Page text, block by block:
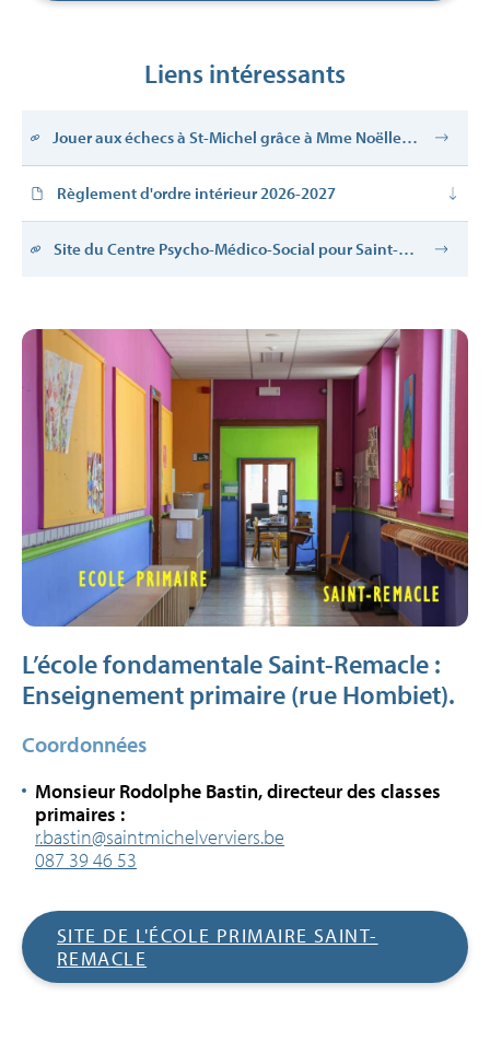
Liens intéressants
Jouer aux échecs à St-Michel grâce à Mme Noëlle
Règlement d'ordre intérieur 2026-2027
Site du Centre Psycho-Médico-Social pour Saint-
L’école fondamentale Saint-Remacle :
Enseignement primaire (rue Hombiet).
Coordonnées
Monsieur Rodolphe Bastin, directeur des classes
primaires :
r.bastin@saintmichelverviers.be
087 39 46 53
SITE DE L'ÉCOLE PRIMAIRE SAINT-
REMACLE